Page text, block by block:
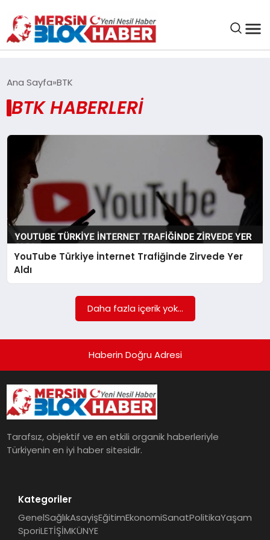
SAĞLIK
ASAYIŞ
EĞITIM
EKONOMI
SANAT
POLITIKA
ILETİŞİM
Ana Sayfa BTK
BTK HABERLERI
YouTube Türkiye İnternet Trafiğinde Zirvede Yer
Aldı
Daha fazla içerik yok...
Haberin Doğru Adresi
Tarafsız, objektif ve en etkili organik haberleriyle
Türkiyenin en iyi haber sitesidir.
Kategoriler
GenelSağlıkAsayişEğitimEkonomiSanatPolitikaYaşam
SporiLETİŞİMKÜNYE